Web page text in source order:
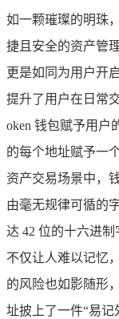
如一颗璀璨的明珠
捷且安全的资产管
更是如同为用户开
提升了用户在日常
oken 钱包赋予用户
的每个地址赋予一
资产交易场景中，
由毫无规律可循的
达 42 位的十六进制
不仅让人难以记忆
的风险也如影随形
址披上了一件“易